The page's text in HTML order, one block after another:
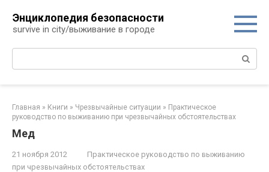
контенту
Энциклопедия безопасности
survive in city/выживание в городе
Поиск:
Главная » Книги » Чрезвычайные ситуации » Практическое
руководство по выживанию при чрезвычайных обстоятельствах
Мед
21 ноября 2012
Практическое руководство по выживанию
при чрезвычайных обстоятельствах